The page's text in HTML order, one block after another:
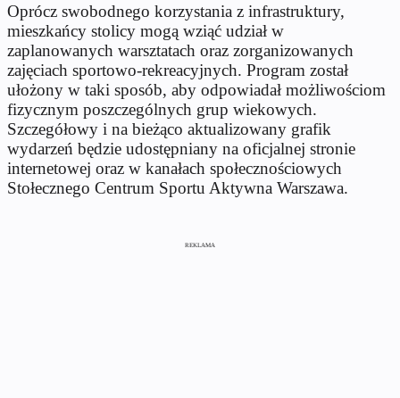
Oprócz swobodnego korzystania z infrastruktury,
mieszkańcy stolicy mogą wziąć udział w
zaplanowanych warsztatach oraz zorganizowanych
zajęciach sportowo-rekreacyjnych. Program został
ułożony w taki sposób, aby odpowiadał możliwościom
fizycznym poszczególnych grup wiekowych.
Szczegółowy i na bieżąco aktualizowany grafik
wydarzeń będzie udostępniany na oficjalnej stronie
internetowej oraz w kanałach społecznościowych
Stołecznego Centrum Sportu Aktywna Warszawa.
REKLAMA